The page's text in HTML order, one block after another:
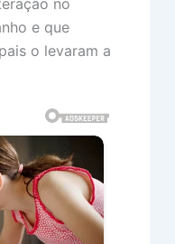
e que
o levaram a